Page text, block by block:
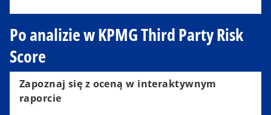
Po analizie w KPMG Third Party Risk
Score
Zapoznaj się z oceną w interaktywnym
raporcie